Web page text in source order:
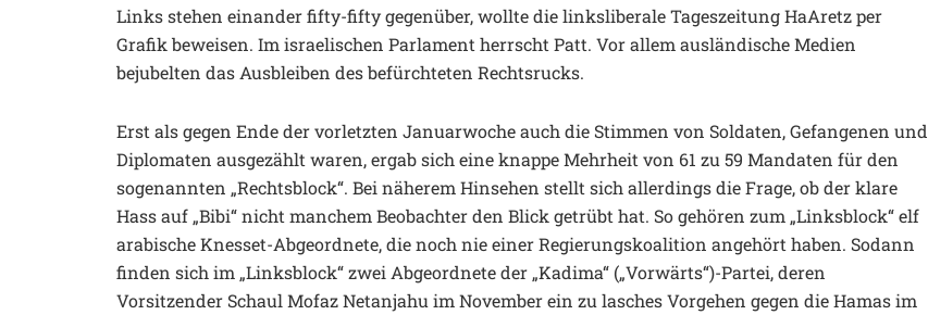
Links stehen einander fifty-fifty gegenüber, wollte die linksliberale Tageszeitung HaAretz per
Grafik beweisen. Im israelischen Parlament herrscht Patt. Vor allem ausländische Medien
bejubelten das Ausbleiben des befürchteten Rechtsrucks.
Erst als gegen Ende der vorletzten Januarwoche auch die Stimmen von Soldaten, Gefangenen und
Diplomaten ausgezählt waren, ergab sich eine knappe Mehrheit von 61 zu 59 Mandaten für den
sogenannten „Rechtsblock“. Bei näherem Hinsehen stellt sich allerdings die Frage, ob der klare
Hass auf „Bibi“ nicht manchem Beobachter den Blick getrübt hat. So gehören zum „Linksblock“ elf
arabische Knesset-Abgeordnete, die noch nie einer Regierungskoalition angehört haben. Sodann
finden sich im „Linksblock“ zwei Abgeordnete der „Kadima“ („Vorwärts“)-Partei, deren
Vorsitzender Schaul Mofaz Netanjahu im November ein zu lasches Vorgehen gegen die Hamas im